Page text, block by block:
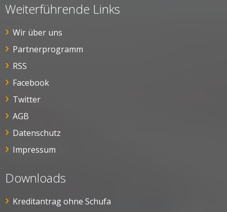
Weiterführende Links
Wir über uns
Partnerprogramm
RSS
Facebook
Twitter
AGB
Datenschutz
Impressum
Downloads
Kreditantrag ohne Schufa